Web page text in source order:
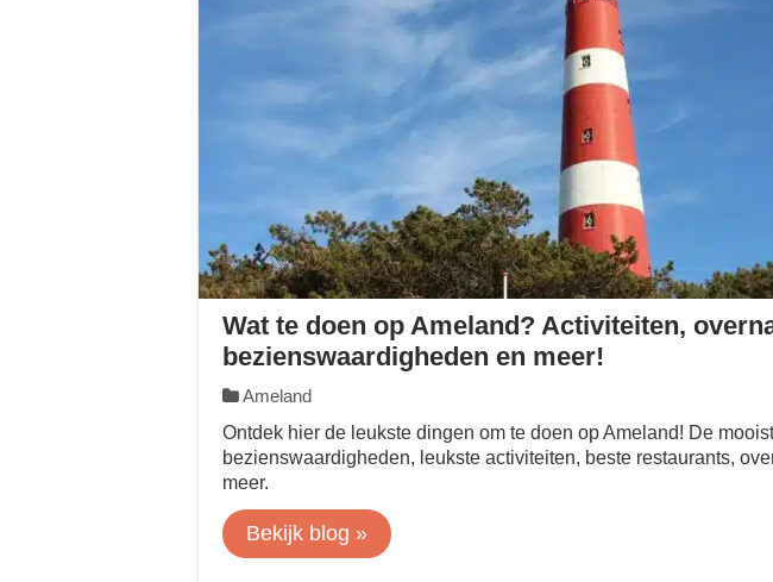
Wat te doen op Ameland? Activiteiten,
bezienswaardigheden en meer!
Ameland
Ontdek hier de leukste dingen om te doen op Ameland! De
bezienswaardigheden, leukste activiteiten, beste restaurants,
meer.
Bekijk blog »